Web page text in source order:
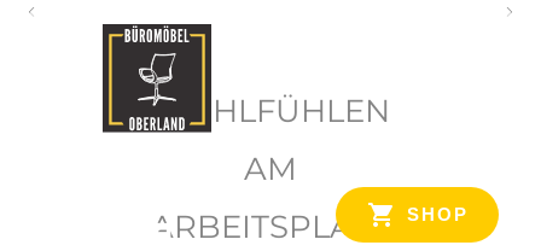
SHOP
WOHLFÜHLEN
AM
ARBEITSPLATZ